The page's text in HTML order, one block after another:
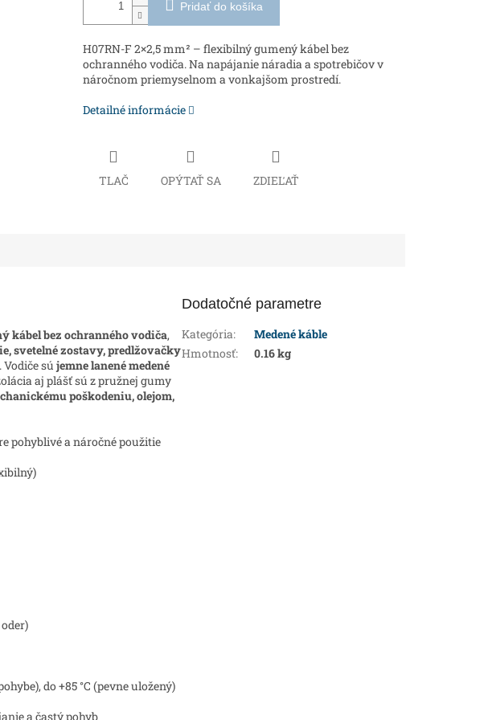
Pridať do košíka
H07RN-F 2×2,5 mm² – flexibilný gumený kábel bez
ochranného vodiča. Na napájanie náradia a spotrebičov v
náročnom priemyselnom a vonkajšom prostredí.
Detailné informácie
TLAČ OPÝTAŤ SA ZDIEĽAŤ
kábel bez ochranného vodiča,
svetelné zostavy, predlžovačky
sú jemne lanené medené
aj plášť sú z pružnej gumy
poškodeniu, olejom,
pohyblivé a náročné použitie
do +85 °C (pevne uložený)
a častý pohyb
Dodatočné parametre
Kategória:
Medené káble
Hmotnosť: 0.16 kg